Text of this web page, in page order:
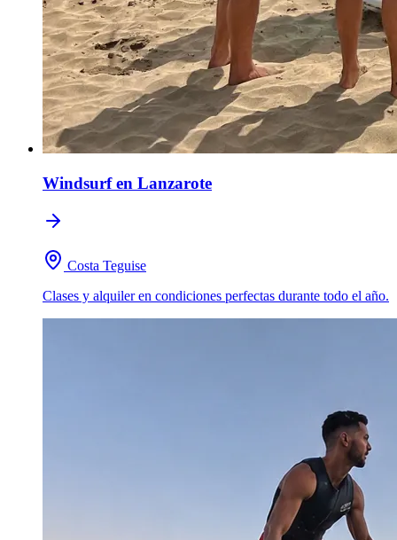
Windsurf en Lanzarote
Costa Teguise
Clases y alquiler en condiciones perfectas durante todo el año.